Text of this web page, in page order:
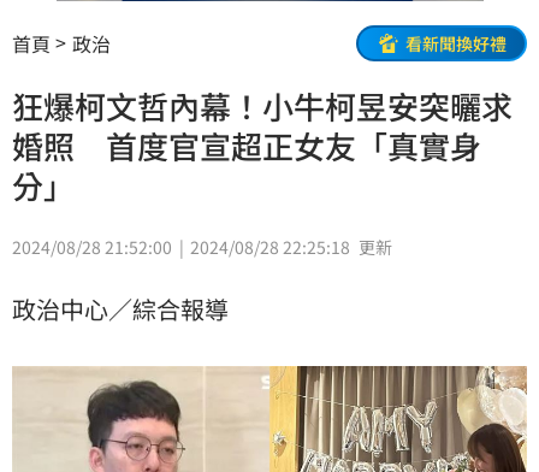
首頁 政治 看新聞換好禮
狂爆柯文哲內幕！小牛柯昱安突曬求
婚照 首度官宣超正女友「真實身
分」
2024/08/28 21:52:00 2024/08/28 22:25:18 更新
政治中心／綜合報導